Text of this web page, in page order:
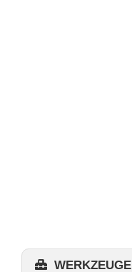
WERKZEUGE